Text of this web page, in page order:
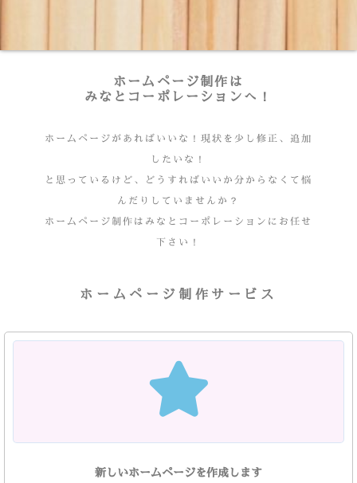
ホームページ制作は
みなとコーポレーションへ！
ホームページがあればいいな！現状を少し修正、追加
したいな！
と思っているけど、どうすればいいか分からなくて悩
んだりしていませんか？
ホームページ制作はみなとコーポレーションにお任せ
下さい！
ホームページ制作サービス
新しいホームページを作成します